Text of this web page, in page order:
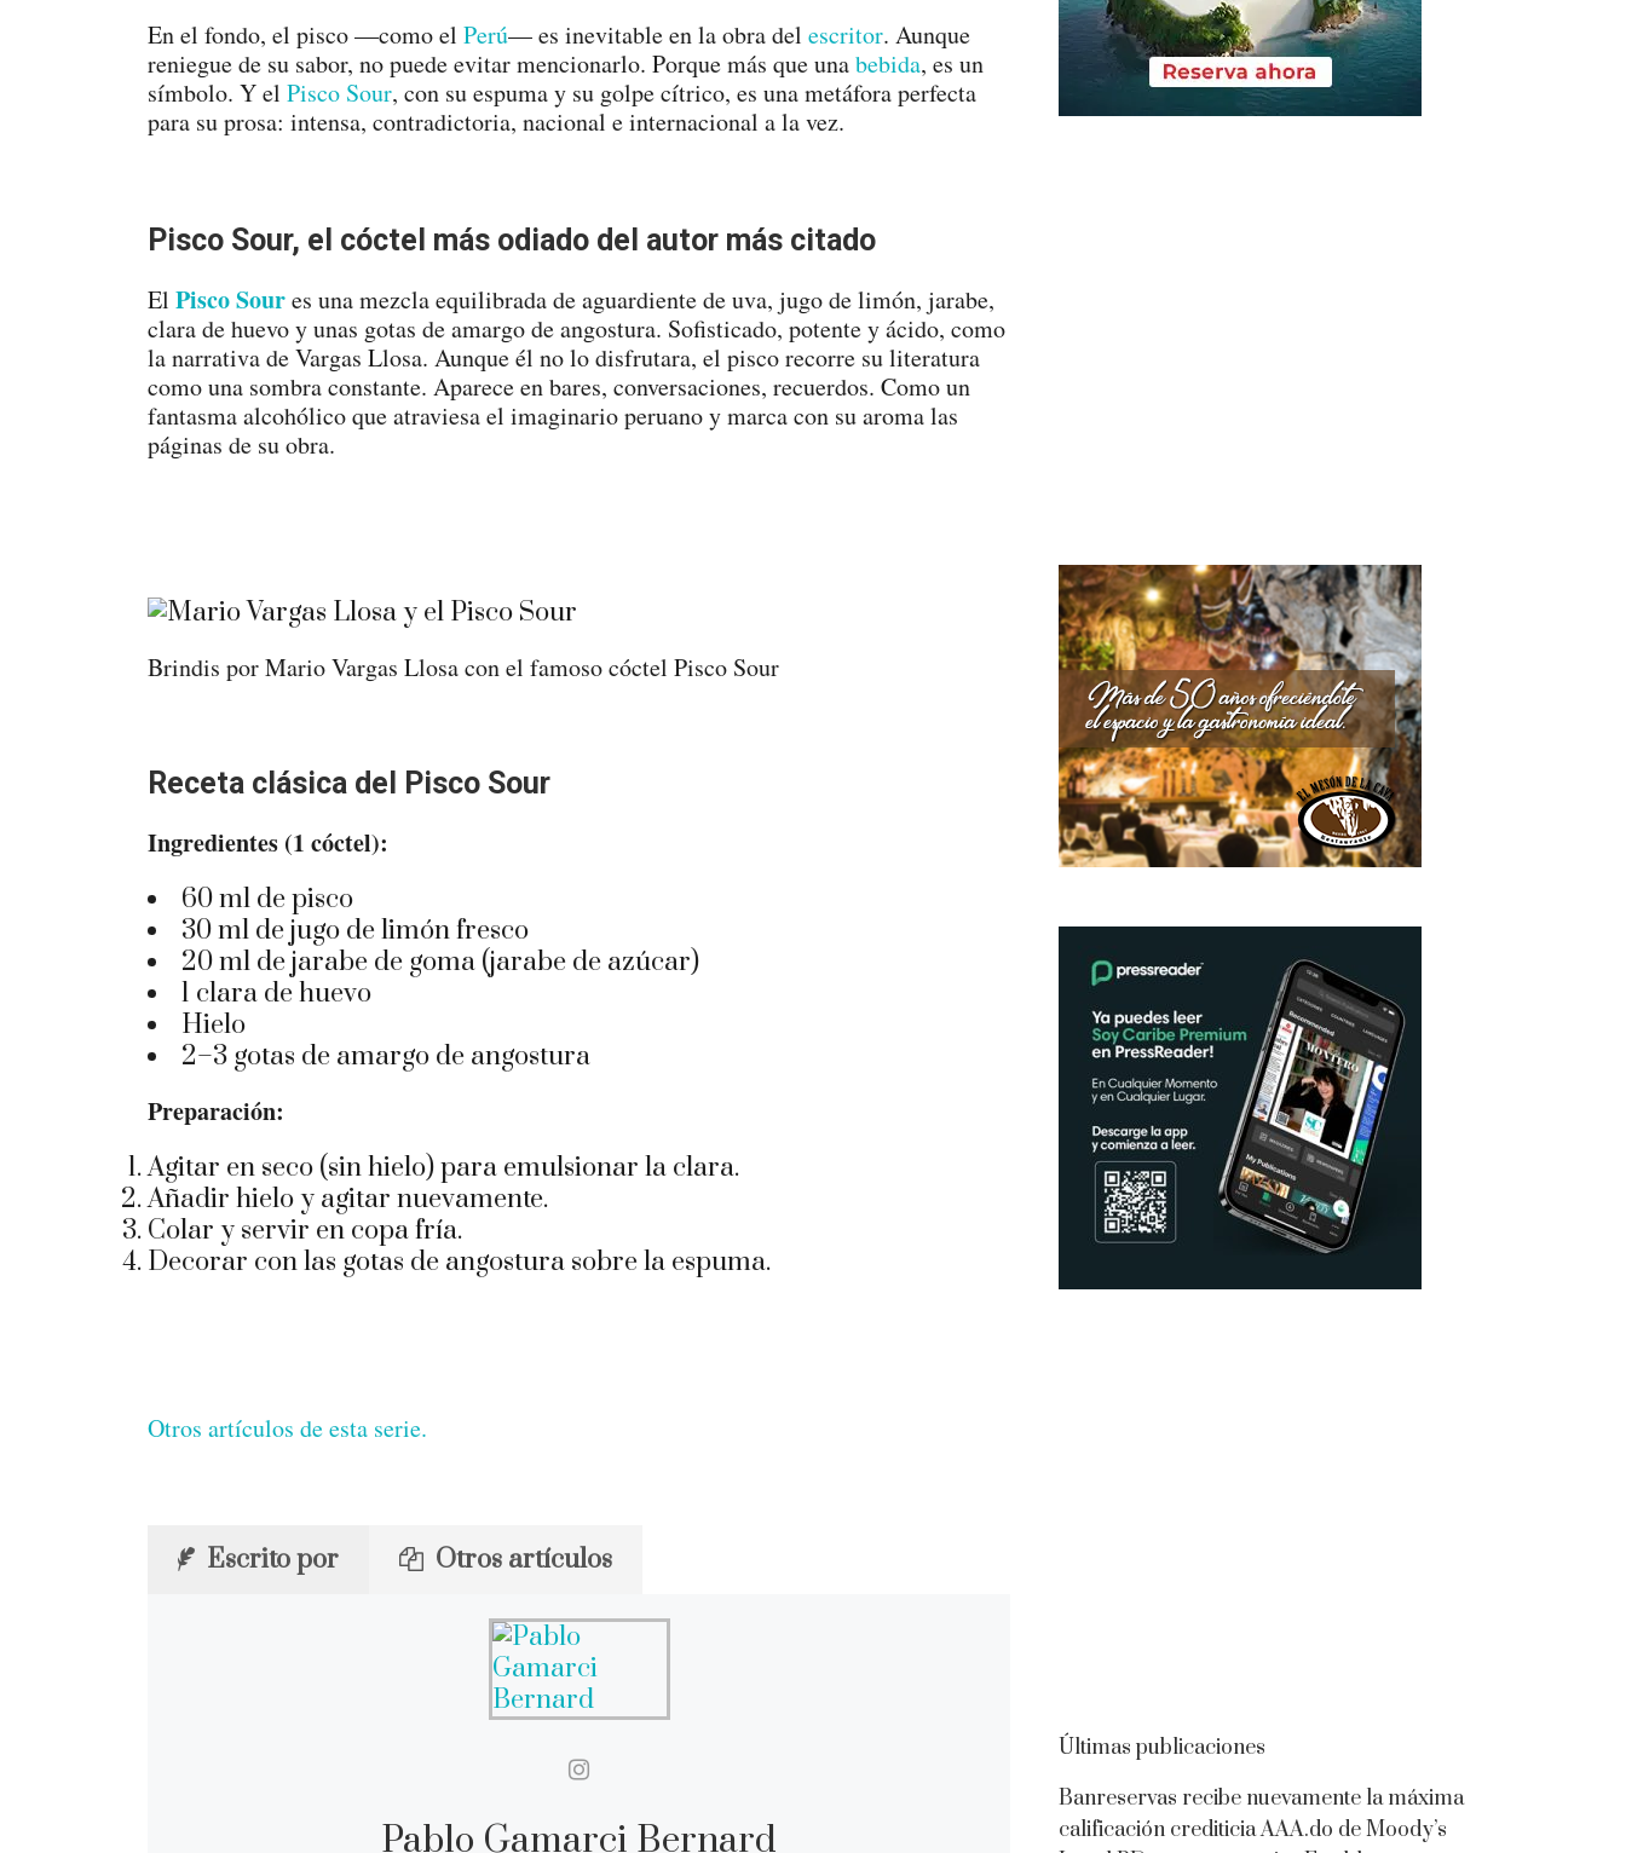
En el fondo, el pisco —como el Perú— es inevitable en la obra del escritor. Aunque
reniegue de su sabor, no puede evitar mencionarlo. Porque más que unabebida, es un
símbolo. Y el Pisco Sour, con su espuma y su golpe cítrico, es una metáfora perfecta
para su prosa: intensa, contradictoria, nacional e internacional a la vez.
Pisco Sour, el cóctel más odiado del autor más citado
El Pisco Soures una mezcla equilibrada de aguardiente de uva, jugo de limón, jarabe,
clara de huevo y unas gotas de amargo de angostura. Sofisticado, potente y ácido, como
la narrativa de Vargas Llosa. Aunque él no lo disfrutara, el pisco recorre su literatura
como una sombra constante. Aparece en bares, conversaciones, recuerdos. Como un
fantasma alcohólico que atraviesa el imaginario peruano y marca con su aroma las
páginas de su obra.
Brindis por Mario Vargas Llosa con el famoso cóctel Pisco Sour
Receta clásica del Pisco Sour
Ingredientes (1 cóctel):
60 ml de pisco
30 ml de jugo de limón fresco
20 ml de jarabe de goma (jarabe de azúcar)
1 clara de huevo
Hielo
2–3 gotas de amargo de angostura
Preparación:
Agitar en seco (sin hielo) para emulsionar la clara.
Añadir hielo y agitar nuevamente.
Colar y servir en copa fría.
Decorar con las gotas de angostura sobre la espuma.
Otros artículos de esta serie.
Escrito por Otros artículos
Pablo Gamarci Bernard
Últimas publicaciones
Banreservas recibe nuevamente la máxima
calificación crediticia AAA.do de Moody’s